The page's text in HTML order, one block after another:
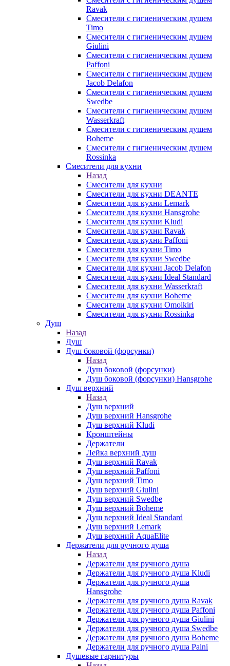
Ravak
Смесители с гигиеническим душем
Timo
Смесители с гигиеническим душем
Giulini
Смесители с гигиеническим душем
Paffoni
Смесители с гигиеническим душем
Jacob Delafon
Смесители с гигиеническим душем
Swedbe
Смесители с гигиеническим душем
Wasserkraft
Смесители с гигиеническим душем
Boheme
Смесители с гигиеническим душем
Rossinka
Смесители для кухни
Назад
Смесители для кухни
Смесители для кухни DEANTE
Смесители для кухни Lemark
Смесители для кухни Hansgrohe
Смесители для кухни Kludi
Смесители для кухни Ravak
Смесители для кухни Paffoni
Смесители для кухни Timo
Смесители для кухни Swedbe
Смесители для кухни Jacob Delafon
Смесители для кухни Ideal Standard
Смесители для кухни Wasserkraft
Смесители для кухни Boheme
Смесители для кухни Omoikiri
Смесители для кухни Rossinka
Душ
Назад
Душ
Душ боковой (форсунки)
Назад
Душ боковой (форсунки)
Душ боковой (форсунки) Hansgrohe
Душ верхний
Назад
Душ верхний
Душ верхний Hansgrohe
Душ верхний Kludi
Кронштейны
Держатели
Лейка верхний душ
Душ верхний Ravak
Душ верхний Paffoni
Душ верхний Timo
Душ верхний Giulini
Душ верхний Swedbe
Душ верхний Boheme
Душ верхний Ideal Standard
Душ верхний Lemark
Душ верхний AquaElite
Держатели для ручного душа
Назад
Держатели для ручного душа
Держатели для ручного душа Kludi
Держатели для ручного душа
Hansgrohe
Держатели для ручного душа Ravak
Держатели для ручного душа Paffoni
Держатели для ручного душа Giulini
Держатели для ручного душа Swedbe
Держатели для ручного душа Boheme
Держатели для ручного душа Paini
Душевые гарнитуры